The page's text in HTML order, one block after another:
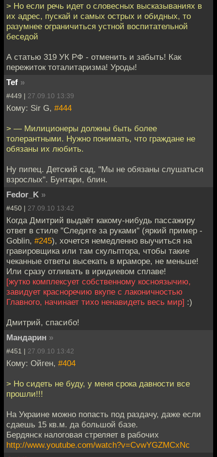
> Но если речь идет о словесных высказываниях в
их адрес, пускай и самых острых и обидных, то
разумнее ограничиться устной воспитательной
беседой
А статью 319 УК РФ - отменить и забыть! Как
пережиток тоталитаризма! Уроды!
Tef »
#449 | 27.09.10 13:39
Кому: Sir G, #444
> — Милиционеры должны быть более
толерантными. Нужно понимать, что граждане не
обязаны их любить.
Ну пипец. Детский сад, "Мы не обязаны слушаться
взрослых". Бунтари, блин.
Fedor_K »
#450 | 27.09.10 13:42
Когда Дмитрий выдаёт какому-нибудь пассажиру
ответ в стиле "Следите за руками" (яркий пример -
Goblin, #245), хочется немедленно выучиться на
гравировщика или там скульптора, чтобы такие
чеканные ответы высекать в мраморе, не меньше!
Или сразу отливать в иридиевом сплаве!
[жутко комплексует собственному косноязычию,
завидует красноречию вкупе с лаконичностью
Главного, начинает тихо ненавидеть весь мир] :)
Дмитрий, спасибо!
Мандарин »
#451 | 27.09.10 13:42
Кому: Ойген, #404
> Но сидеть не буду, у меня срока давности все
прошли!!!
На Украине можно попасть под раздачу, даже если
сдаешь 15 кв.м. да большой базе.
Бердянск налоговая стреляет в рабочих
http://www.youtube.com/watch?v=CvwYGZMCxNc